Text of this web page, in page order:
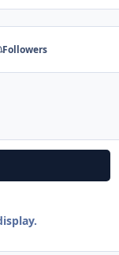
Followers